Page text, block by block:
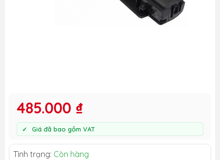
485.000 ₫
Giá đã bao gồm VAT
Tình trạng: Còn hàng